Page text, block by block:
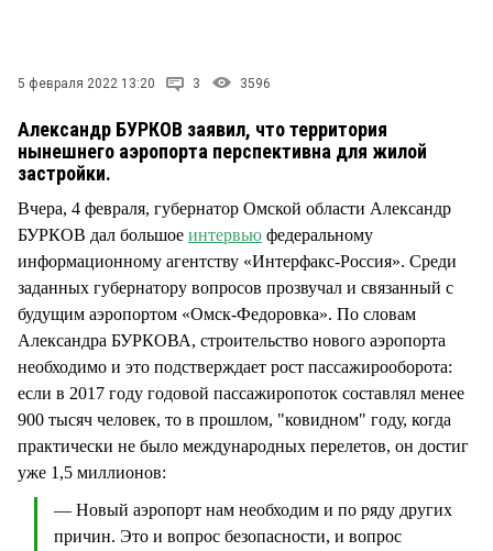
5 февраля 2022 13:20 3 3596
Александр БУРКОВ заявил, что территория
нынешнего аэропорта перспективна для жилой
застройки.
Вчера, 4 февраля, губернатор Омской области Александр
БУРКОВ дал большое интервью федеральному
информационному агентству «Интерфакс-Россия». Среди
заданных губернатору вопросов прозвучал и связанный с
будущим аэропортом «Омск-Федоровка». По словам
Александра БУРКОВА, строительство нового аэропорта
необходимо и это подстверждает рост пассажирооборота:
если в 2017 году годовой пассажиропоток составлял менее
900 тысяч человек, то в прошлом, "ковидном" году, когда
практически не было международных перелетов, он достиг
уже 1,5 миллионов:
— Новый аэропорт нам необходим и по ряду других
причин. Это и вопрос безопасности, и вопрос